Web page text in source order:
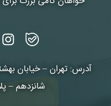
آدرس: تهران – خیابان
شانزدهم – پلاک